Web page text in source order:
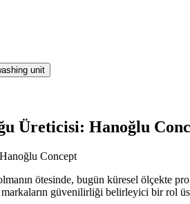
unit
Üreticisi: Hanoğlu
ötesinde, bugün küresel ölçekte
güvenilirliği belirleyici bir rol